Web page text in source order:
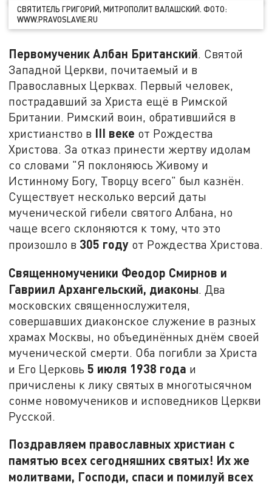
СВЯТИТЕЛЬ ГРИГОРИЙ, МИТРОПОЛИТ ВАЛАШСКИЙ. ФОТО:
WWW.PRAVOSLAVIE.RU
Первомученик Албан Британский. Святой
Западной Церкви, почитаемый и в
Православных Церквах. Первый человек,
пострадавший за Христа ещё в Римской
Британии. Римский воин, обратившийся в
христианство в III веке от Рождества
Христова. За отказ принести жертву идолам
со словами "Я поклоняюсь Живому и
Истинному Богу, Творцу всего" был казнён.
Существует несколько версий даты
мученической гибели святого Албана, но
чаще всего склоняются к тому, что это
произошло в 305 году от Рождества Христова.
Священномученики Феодор Смирнов и
Гавриил Архангельский, диаконы . Два
московских священнослужителя,
совершавших диаконское служение в разных
храмах Москвы, но объединённых днём своей
мученической смерти. Оба погибли за Христа
и Его Церковь5 июля 1938 года и
причислены к лику святых в многотысячном
сонме новомучеников и исповедников Церкви
Русской.
Поздравляем православных христиан с
памятью всех сегодняшних святых! Их же
молитвами, Господи, спаси и помилуй всех